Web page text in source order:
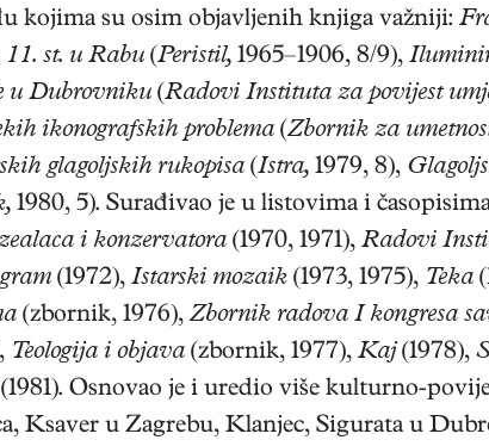
kojima su osim objavljenih knjiga važniji:
st. u Rabu (Peristil, 1965–1906, 8/9),
u Dubrovniku (Radovi Instituta za povijest
ikonografskih problema (Zbornik za
glagoljskih rukopisa (Istra, 1979, 8),
1980, 5). Surađivao je u listovima i
i konzervatora (1970, 1971), Radovi
(1972), Istarski mozaik (1973, 1975), Teka
(zbornik, 1976),Zbornik radova I kongresa
Teologija i objava (zbornik, 1977), Kaj (1978),
(1981). Osnovao je i uredio više kulturno-
Ksaver u Zagrebu, Klanjec, Sigurata u